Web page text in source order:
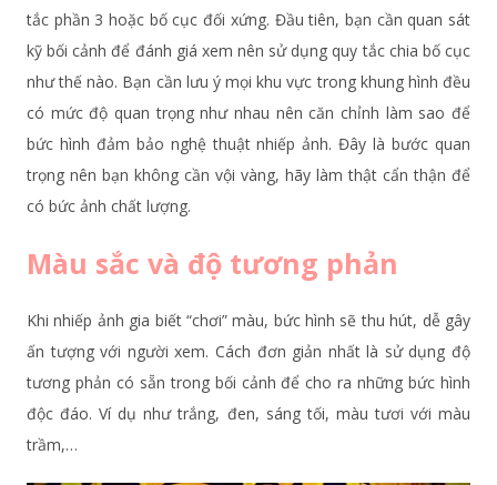
tắc phần 3 hoặc bố cục đối xứng. Đầu tiên, bạn cần quan sát
kỹ bối cảnh để đánh giá xem nên sử dụng quy tắc chia bố cục
như thế nào. Bạn cần lưu ý mọi khu vực trong khung hình đều
có mức độ quan trọng như nhau nên căn chỉnh làm sao để
bức hình đảm bảo nghệ thuật nhiếp ảnh. Đây là bước quan
trọng nên bạn không cần vội vàng, hãy làm thật cẩn thận để
có bức ảnh chất lượng.
Màu sắc và độ tương phản
Khi nhiếp ảnh gia biết “chơi” màu, bức hình sẽ thu hút, dễ gây
ấn tượng với người xem. Cách đơn giản nhất là sử dụng độ
tương phản có sẵn trong bối cảnh để cho ra những bức hình
độc đáo. Ví dụ như trắng, đen, sáng tối, màu tươi với màu
trầm,…